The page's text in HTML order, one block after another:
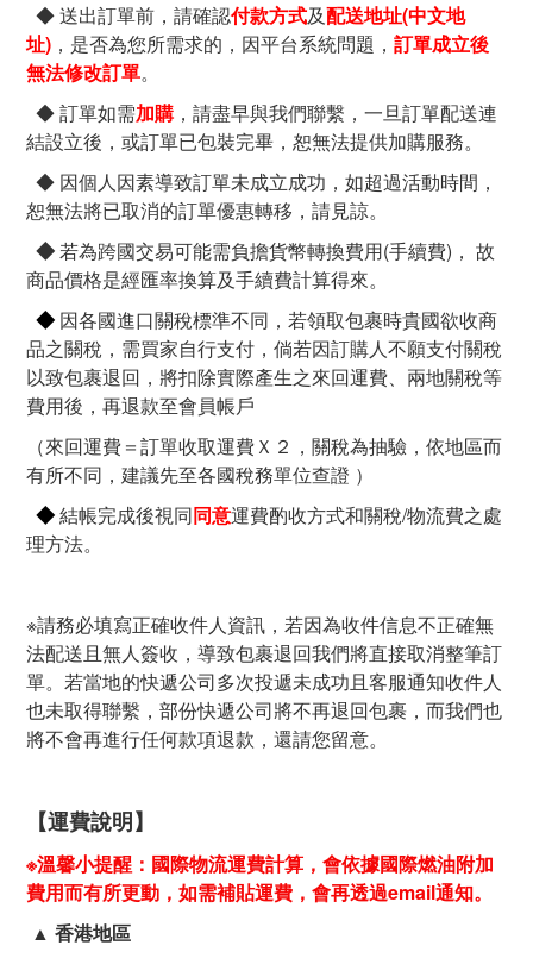
◆ 送出訂單前，請確認付款方式及配送地址(中文地
址) ，是否為您所需求的，因平台系統問題， 訂單成立後
無法修改訂單。
◆ 訂單如需加購 ，請盡早與我們聯繫，一旦訂單配送連
結設立後，或訂單已包裝完畢，恕無法提供加購服務。
◆ 因個人因素導致訂單未成立成功，如超過活動時間，
恕無法將已取消的訂單優惠轉移，請見諒。
◆若為跨國交易可能需負擔貨幣轉換費用(手續費)， 故
商品價格是經匯率換算及手續費計算得來。
◆ 因各國進口關稅標準不同，若領取包裹時貴國欲收商
品之關稅，需買家自行支付，倘若因訂購人不願支付關稅
以致包裹退回，將扣除實際產生之來回運費、兩地關稅等
費用後，再退款至會員帳戶
（來回運費＝訂單收取運費Ｘ２，關稅為抽驗，依地區而
有所不同，建議先至各國稅務單位查證 ）
◆結帳完成後視同同意運費酌收方式和關稅/物流費之處
理方法。
※請務必填寫正確收件人資訊，若因為收件信息不正確無
法配送且無人簽收，導致包裹退回我們將直接取消整筆訂
單。若當地的快遞公司多次投遞未成功且客服通知收件人
也未取得聯繫，部份快遞公司將不再退回包裹，而我們也
將不會再進行任何款項退款，還請您留意。
【運費說明】
※溫馨小提醒：國際物流運費計算，會依據國際燃油附加
費用而有所更動，如需補貼運費，會再透過email通知。
▲ 香港地區